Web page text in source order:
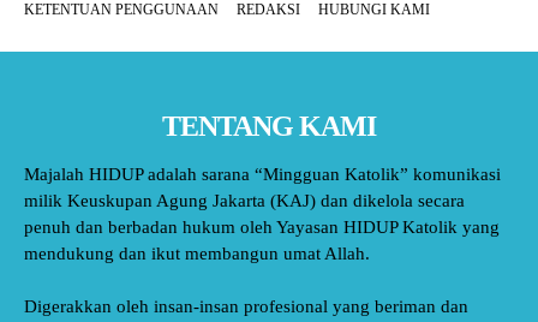
KETENTUAN PENGGUNAAN
REDAKSI HUBUNGI KAMI
TENTANG KAMI
Majalah HIDUP adalah sarana “Mingguan Katolik” komunikasi
milik Keuskupan Agung Jakarta (KAJ) dan dikelola secara
penuh dan berbadan hukum oleh Yayasan HIDUP Katolik yang
mendukung dan ikut membangun umat Allah.
Digerakkan oleh insan-insan profesional yang beriman dan